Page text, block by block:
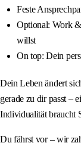
Feste
Optional: Work
willst
On top: Dein
Dein Leben ändert
gerade zu dir passt –
Individualität braucht
Du fährst vor – wir